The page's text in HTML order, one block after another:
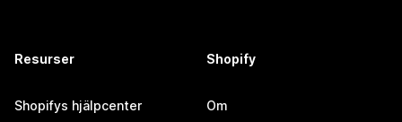
Resurser
Shopifys hjälpcenter
Shopify
Om